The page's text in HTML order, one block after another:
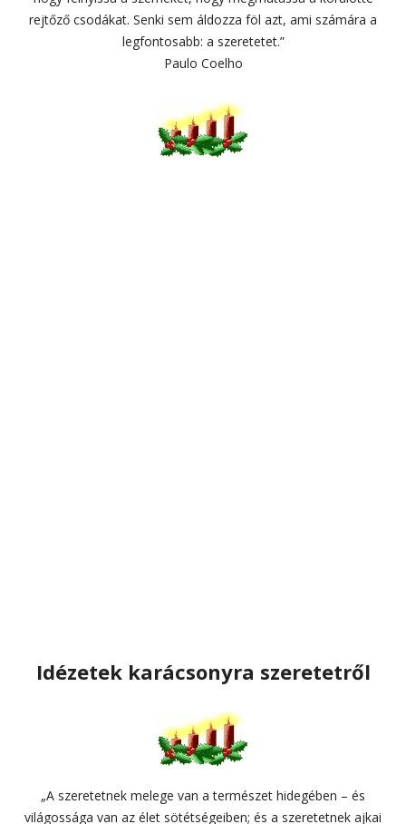
rejtőző csodákat. Senki sem áldozza föl azt, ami számára a
legfontosabb: a szeretetet.”
Paulo Coelho
Idézetek karácsonyra szeretetről
„A szeretetnek melege van a természet hidegében – és
világossága van az élet sötétségeiben; és a szeretetnek ajkai